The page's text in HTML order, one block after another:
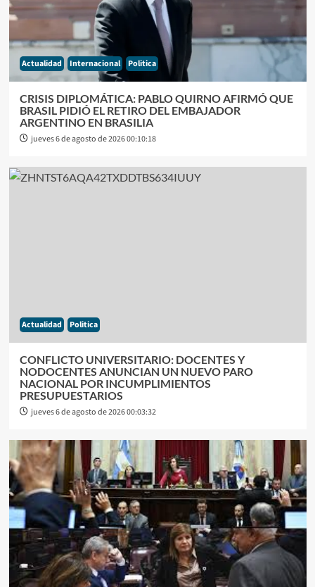
Actualidad Internacional Politica
CRISIS DIPLOMÁTICA: PABLO QUIRNO AFIRMÓ QUE
BRASIL PIDIÓ EL RETIRO DEL EMBAJADOR
ARGENTINO EN BRASILIA
jueves 6 de agosto de 2026 00:10:18
Actualidad Politica
CONFLICTO UNIVERSITARIO: DOCENTES Y
NODOCENTES ANUNCIAN UN NUEVO PARO
NACIONAL POR INCUMPLIMIENTOS
PRESUPUESTARIOS
jueves 6 de agosto de 2026 00:03:32